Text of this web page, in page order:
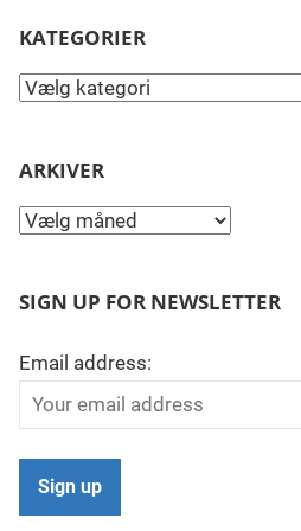
KATEGORIER
Kategorier
ARKIVER
Arkiver
SIGN UP FOR NEWSLETTER
Email address: